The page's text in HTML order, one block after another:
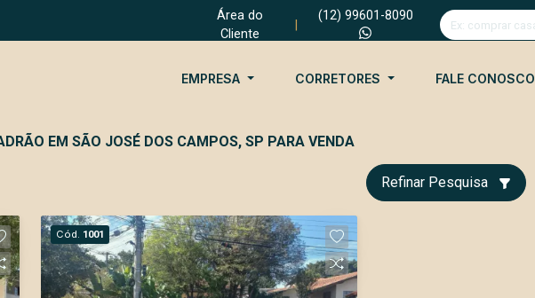
Área do
Cliente
(12) 99601-8090
EMPRESA CORRETORES FALE CONOSCO
EM SÃO JOSÉ DOS CAMPOS, SP PARA VENDA
Refinar Pesquisa
Cód. 1001